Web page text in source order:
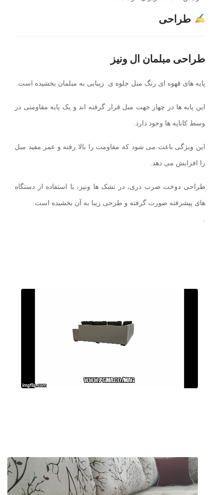
طراحی
طراحی مبلمان ال ونیز
پایه های قهوه ای رنگ مبل جلوه ی زیبایی به مبلمان بخشیده است.
این پایه ها در چهار جهت مبل قرار گرفته اند و یک پایه مقاومتی در
وسط کاناپه ها وجود دارد.
این ویژگی باعث می شود که مقاومت را بالا رفته و عمر مفید مبل
را افزایش می دهد.
طراحی دوخت ضرب دری، در تشک ها ونیز، با استفاده از دستگاه
های پیشرفته صورت گرفته و طرحی زیبا به آن بخشیده است.
.